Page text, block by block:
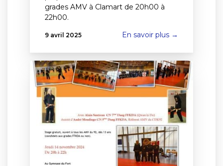
grades AMV à Clamart de 20h00 à
22h00.
9 avril 2025 En savoir plus →